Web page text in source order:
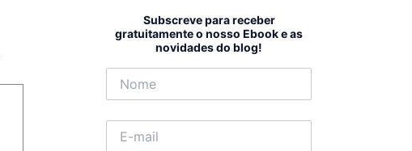
Subscreve para receber
gratuitamente o nosso Ebook e as
novidades do blog!